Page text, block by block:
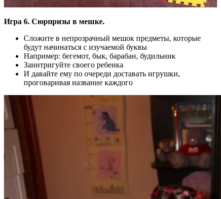
Игра 6. Сюрпризы в мешке.
Сложите в непрозрачный мешок предметы, которые
будут начинаться с изучаемой буквы
Например: бегемот, бык, барабан, будильник
Заинтригуйте своего ребенка
И давайте ему по очереди доставать игрушки,
проговаривая название каждого